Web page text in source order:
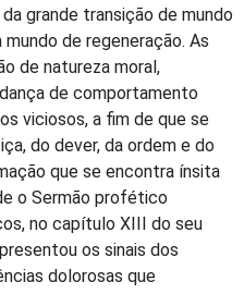
grande transição de mundo
de regeneração. As
de natureza moral,
de comportamento
viciosos, a fim de que se
do dever, da ordem e do
que se encontra ínsita
o Sermão profético
no capítulo XIII do seu
os sinais dos
dolorosas que